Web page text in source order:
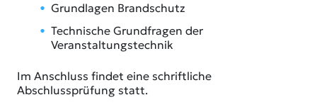
Grundlagen Brandschutz
Technische Grundfragen der
Veranstaltungstechnik
Im Anschluss findet eine schriftliche
Abschlussprüfung statt.